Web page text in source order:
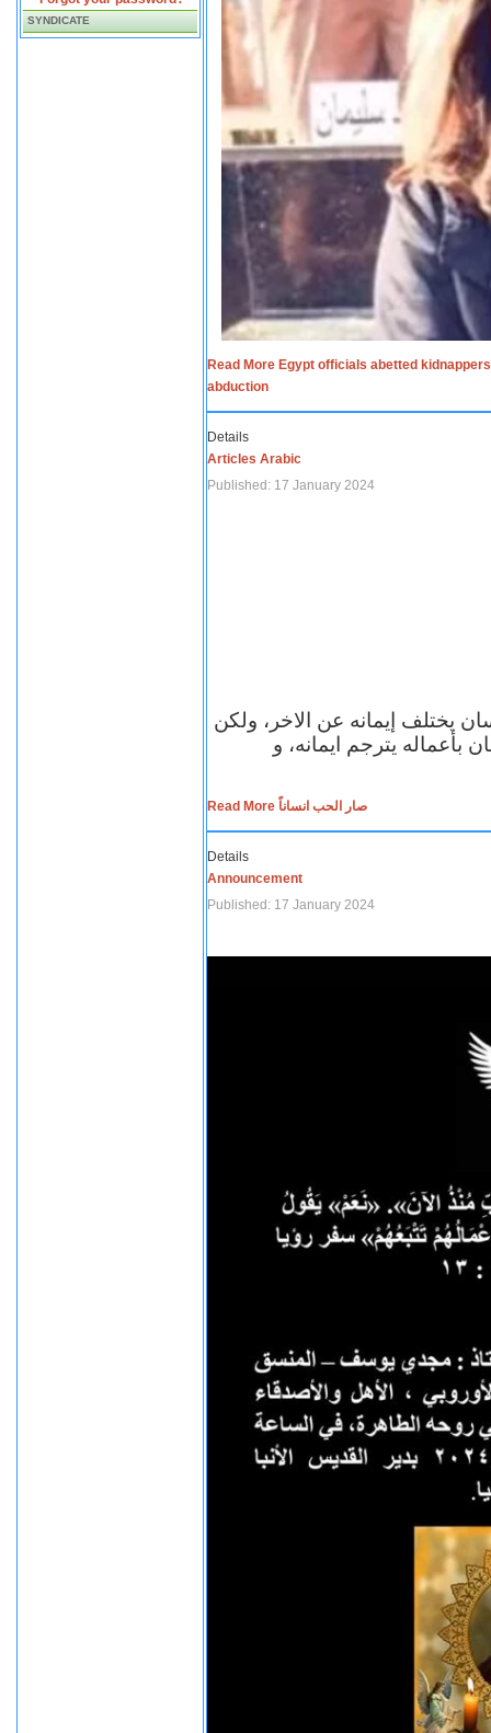
SYNDICATE
Read More Egypt officials abetted
abduction
Details
Articles Arabic
Published: 17 January 2024
يختلف إيمانه عن الاخر، ولكن
بأعماله يترجم ايمانه، و
Read More صار الحب انساناً
Details
Announcement
Published: 17 January 2024